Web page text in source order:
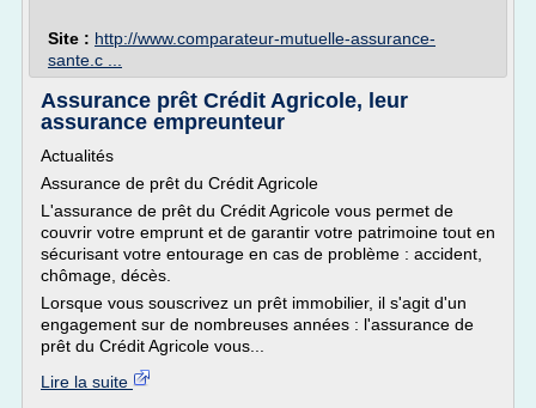
Site : http://www.comparateur-mutuelle-assurance-
sante.c ...
Assurance prêt Crédit Agricole, leur
assurance empreunteur
Actualités
Assurance de prêt du Crédit Agricole
L'assurance de prêt du Crédit Agricole vous permet de
couvrir votre emprunt et de garantir votre patrimoine tout en
sécurisant votre entourage en cas de problème : accident,
chômage, décès.
Lorsque vous souscrivez un prêt immobilier, il s'agit d'un
engagement sur de nombreuses années : l'assurance de
prêt du Crédit Agricole vous...
Lire la suite